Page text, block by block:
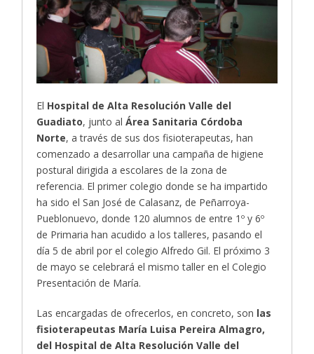
El Hospital de Alta Resolución Valle del
Guadiato, junto alÁrea Sanitaria Córdoba
Norte, a través de sus dos fisioterapeutas, han
comenzado a desarrollar una campaña de higiene
postural dirigida a escolares de la zona de
referencia. El primer colegio donde se ha impartido
ha sido el San José de Calasanz, de Peñarroya-
Pueblonuevo, donde 120 alumnos de entre 1º y 6º
de Primaria han acudido a los talleres, pasando el
día 5 de abril por el colegio Alfredo Gil. El próximo 3
de mayo se celebrará el mismo taller en el Colegio
Presentación de María.
Las encargadas de ofrecerlos, en concreto, son las
fisioterapeutas María Luisa Pereira Almagro,
del Hospital de Alta Resolución Valle del